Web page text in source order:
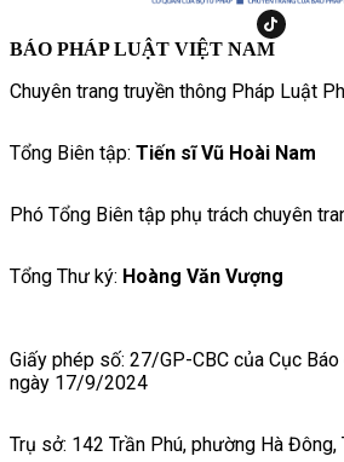
BÁO PHÁP LUẬT VIỆT NAM
Chuyên trang truyền thông Pháp Luật
Tổng Biên tập: Tiến sĩ Vũ Hoài Nam
Phó Tổng Biên tập phụ trách chuyên
Tổng Thư ký: Hoàng Văn Vượng
Giấy phép số: 27/GP-CBC của Cục
ngày 17/9/2024
Trụ sở: 142 Trần Phú, phường Hà Đông,